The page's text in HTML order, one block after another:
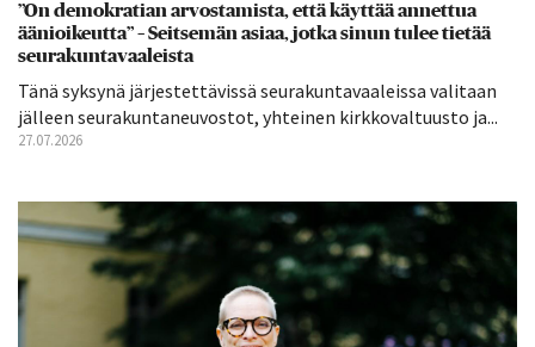
”On demokratian arvostamista, että käyttää annettua
äänioikeutta” – Seitsemän asiaa, jotka sinun tulee tietää
seurakuntavaaleista
Tänä syksynä järjestettävissä seurakuntavaaleissa valitaan
jälleen seurakuntaneuvostot, yhteinen kirkkovaltuusto ja...
27.07.2026